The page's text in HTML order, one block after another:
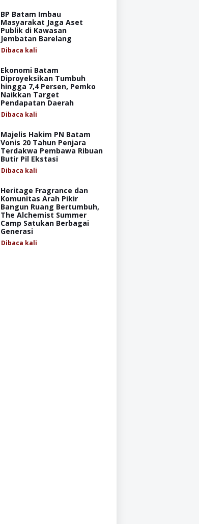
BP Batam Imbau
Masyarakat Jaga Aset
Publik di Kawasan
Jembatan Barelang
Dibaca kali
Ekonomi Batam
Diproyeksikan Tumbuh
hingga 7,4 Persen, Pemko
Naikkan Target
Pendapatan Daerah
Dibaca kali
Majelis Hakim PN Batam
Vonis 20 Tahun Penjara
Terdakwa Pembawa Ribuan
Butir Pil Ekstasi
Dibaca kali
Heritage Fragrance dan
Komunitas Arah Pikir
Bangun Ruang Bertumbuh,
The Alchemist Summer
Camp Satukan Berbagai
Generasi
Dibaca kali